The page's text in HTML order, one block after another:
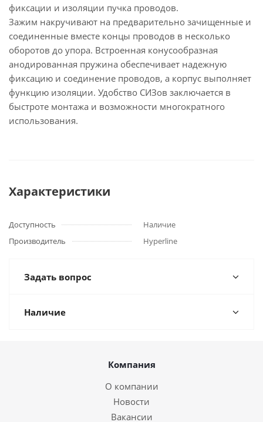
фиксации и изоляции пучка проводов.
Зажим накручивают на предварительно зачищенные и
соединенные вместе концы проводов в несколько
оборотов до упора. Встроенная конусообразная
анодированная пружина обеспечивает надежную
фиксацию и соединение проводов, а корпус выполняет
функцию изоляции. Удобство СИЗов заключается в
быстроте монтажа и возможности многократного
использования.
Характеристики
Доступность
Наличие
Производитель
Hyperline
Задать вопрос
Наличие
Компания
О компании
Новости
Вакансии